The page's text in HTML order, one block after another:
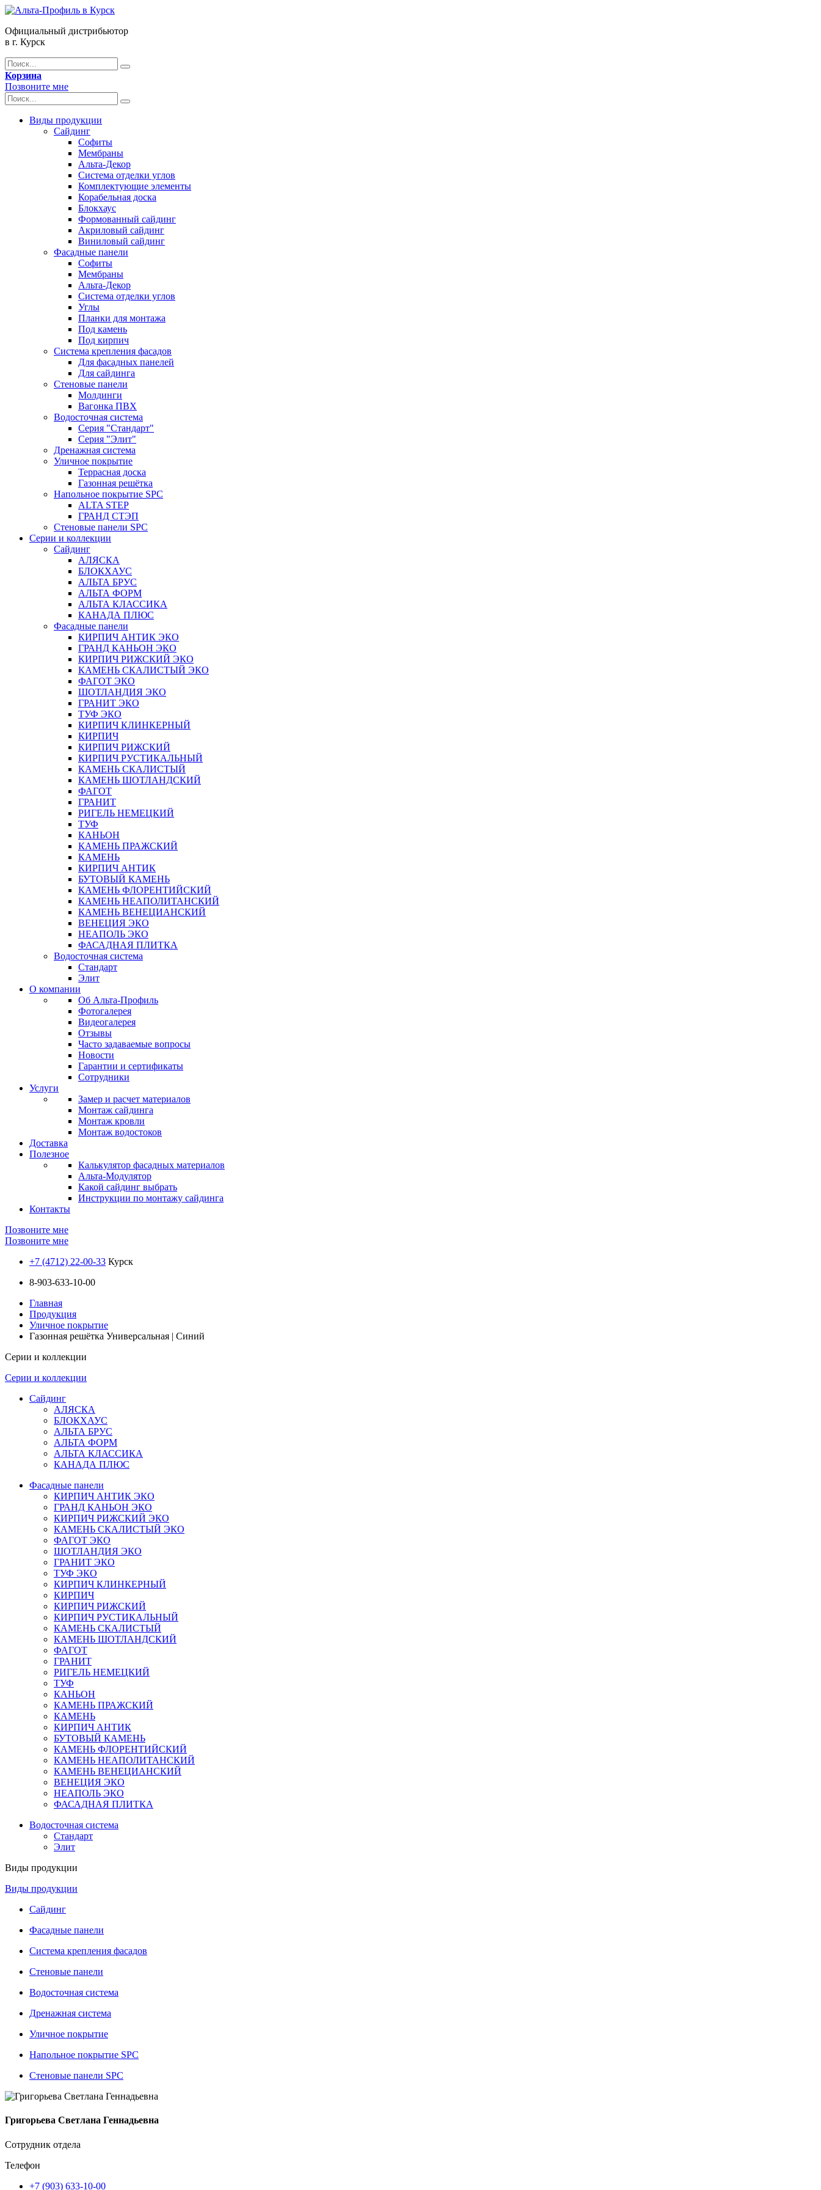
Официальный дистрибьютор
в г. Курск
Корзина
Позвоните мне
Виды продукции
Сайдинг
Софиты
Мембраны
Альта-Декор
Система отделки углов
Комплектующие элементы
Корабельная доска
Блокхаус
Формованный сайдинг
Акриловый сайдинг
Виниловый сайдинг
Фасадные панели
Софиты
Мембраны
Альта-Декор
Система отделки углов
Углы
Планки для монтажа
Под камень
Под кирпич
Система крепления фасадов
Для фасадных панелей
Для сайдинга
Стеновые панели
Молдинги
Вагонка ПВХ
Водосточная система
Серия "Стандарт"
Серия "Элит"
Дренажная система
Уличное покрытие
Террасная доска
Газонная решётка
Напольное покрытие SPC
ALTA STEP
ГРАНД СТЭП
Стеновые панели SPC
Серии и коллекции
Сайдинг
АЛЯСКА
БЛОКХАУС
АЛЬТА БРУС
АЛЬТА ФОРМ
АЛЬТА КЛАССИКА
КАНАДА ПЛЮС
Фасадные панели
КИРПИЧ АНТИК ЭКО
ГРАНД КАНЬОН ЭКО
КИРПИЧ РИЖСКИЙ ЭКО
КАМЕНЬ СКАЛИСТЫЙ ЭКО
ФАГОТ ЭКО
ШОТЛАНДИЯ ЭКО
ГРАНИТ ЭКО
ТУФ ЭКО
КИРПИЧ КЛИНКЕРНЫЙ
КИРПИЧ
КИРПИЧ РИЖСКИЙ
КИРПИЧ РУСТИКАЛЬНЫЙ
КАМЕНЬ СКАЛИСТЫЙ
КАМЕНЬ ШОТЛАНДСКИЙ
ФАГОТ
ГРАНИТ
РИГЕЛЬ НЕМЕЦКИЙ
ТУФ
КАНЬОН
КАМЕНЬ ПРАЖСКИЙ
КАМЕНЬ
КИРПИЧ АНТИК
БУТОВЫЙ КАМЕНЬ
КАМЕНЬ ФЛОРЕНТИЙСКИЙ
КАМЕНЬ НЕАПОЛИТАНСКИЙ
КАМЕНЬ ВЕНЕЦИАНСКИЙ
ВЕНЕЦИЯ ЭКО
НЕАПОЛЬ ЭКО
ФАСАДНАЯ ПЛИТКА
Водосточная система
Стандарт
Элит
О компании
Об Альта-Профиль
Фотогалерея
Видеогалерея
Отзывы
Часто задаваемые вопросы
Новости
Гарантии и сертификаты
Сотрудники
Услуги
Замер и расчет материалов
Монтаж сайдинга
Монтаж кровли
Монтаж водостоков
Доставка
Полезное
Калькулятор фасадных материалов
Альта-Модулятор
Какой сайдинг выбрать
Инструкции по монтажу сайдинга
Контакты
Позвоните мне
Позвоните мне
+7 (4712) 22-00-33 Курск
8-903-633-10-00
Главная
Продукция
Уличное покрытие
Газонная решётка Универсальная | Синий
Серии и коллекции
Серии и коллекции
Сайдинг
АЛЯСКА
БЛОКХАУС
АЛЬТА БРУС
АЛЬТА ФОРМ
АЛЬТА КЛАССИКА
КАНАДА ПЛЮС
Фасадные панели
КИРПИЧ АНТИК ЭКО
ГРАНД КАНЬОН ЭКО
КИРПИЧ РИЖСКИЙ ЭКО
КАМЕНЬ СКАЛИСТЫЙ ЭКО
ФАГОТ ЭКО
ШОТЛАНДИЯ ЭКО
ГРАНИТ ЭКО
ТУФ ЭКО
КИРПИЧ КЛИНКЕРНЫЙ
КИРПИЧ
КИРПИЧ РИЖСКИЙ
КИРПИЧ РУСТИКАЛЬНЫЙ
КАМЕНЬ СКАЛИСТЫЙ
КАМЕНЬ ШОТЛАНДСКИЙ
ФАГОТ
ГРАНИТ
РИГЕЛЬ НЕМЕЦКИЙ
ТУФ
КАНЬОН
КАМЕНЬ ПРАЖСКИЙ
КАМЕНЬ
КИРПИЧ АНТИК
БУТОВЫЙ КАМЕНЬ
КАМЕНЬ ФЛОРЕНТИЙСКИЙ
КАМЕНЬ НЕАПОЛИТАНСКИЙ
КАМЕНЬ ВЕНЕЦИАНСКИЙ
ВЕНЕЦИЯ ЭКО
НЕАПОЛЬ ЭКО
ФАСАДНАЯ ПЛИТКА
Водосточная система
Стандарт
Элит
Виды продукции
Виды продукции
Сайдинг
Фасадные панели
Система крепления фасадов
Стеновые панели
Водосточная система
Дренажная система
Уличное покрытие
Напольное покрытие SPC
Стеновые панели SPC
Григорьева Светлана Геннадьевна
Сотрудник отдела
Телефон
+7 (903) 633-10-00